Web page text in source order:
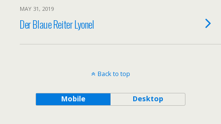
MAY 31, 2019
Der Blaue Reiter Lyonel
Back to top
Mobile Desktop